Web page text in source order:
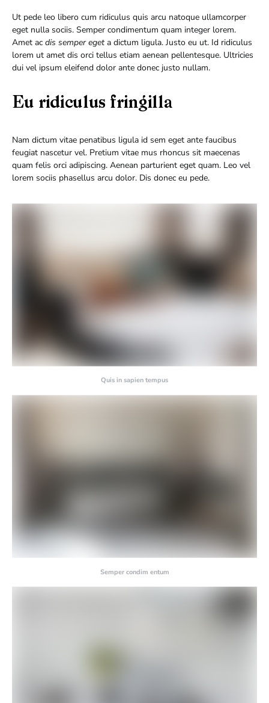
Ut pede leo libero cum ridiculus quis arcu natoque ullamcorper
eget nulla sociis. Semper condimentum quam integer lorem.
Amet ac dis semper egeta dictum ligula. Justo eu ut. Id ridiculus
lorem ut amet dis orci tellus etiam aenean pellentesque. Ultricies
dui vel ipsum eleifend dolor ante donec justo nullam.
Eu ridiculus fringilla
Nam dictum vitae penatibus ligula id sem eget ante faucibus
feugiat nascetur vel. Pretium vitae mus rhoncus sit maecenas
quam felis orci adipiscing. Aenean parturient eget quam. Leo vel
lorem sociis phasellus arcu dolor. Dis donec eu pede.
Quis in sapien tempus
Semper condim entum